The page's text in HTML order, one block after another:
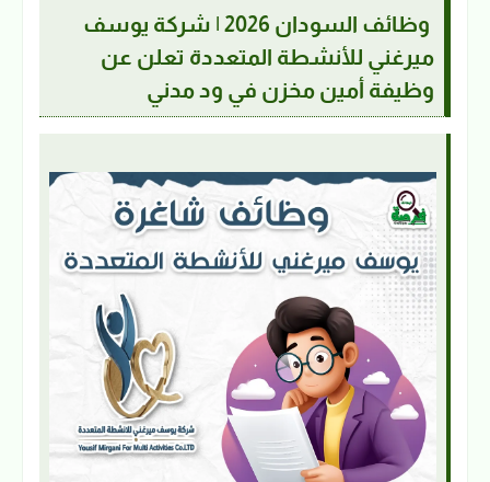
وظائف السودان 2026 | شركة يوسف
ميرغني للأنشطة المتعددة تعلن عن
وظيفة أمين مخزن في ود مدني